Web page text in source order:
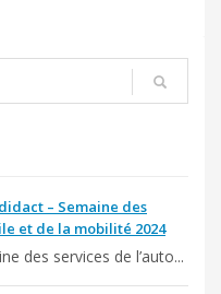
– Semaine des
et de la mobilité 2024
des services de l’auto...